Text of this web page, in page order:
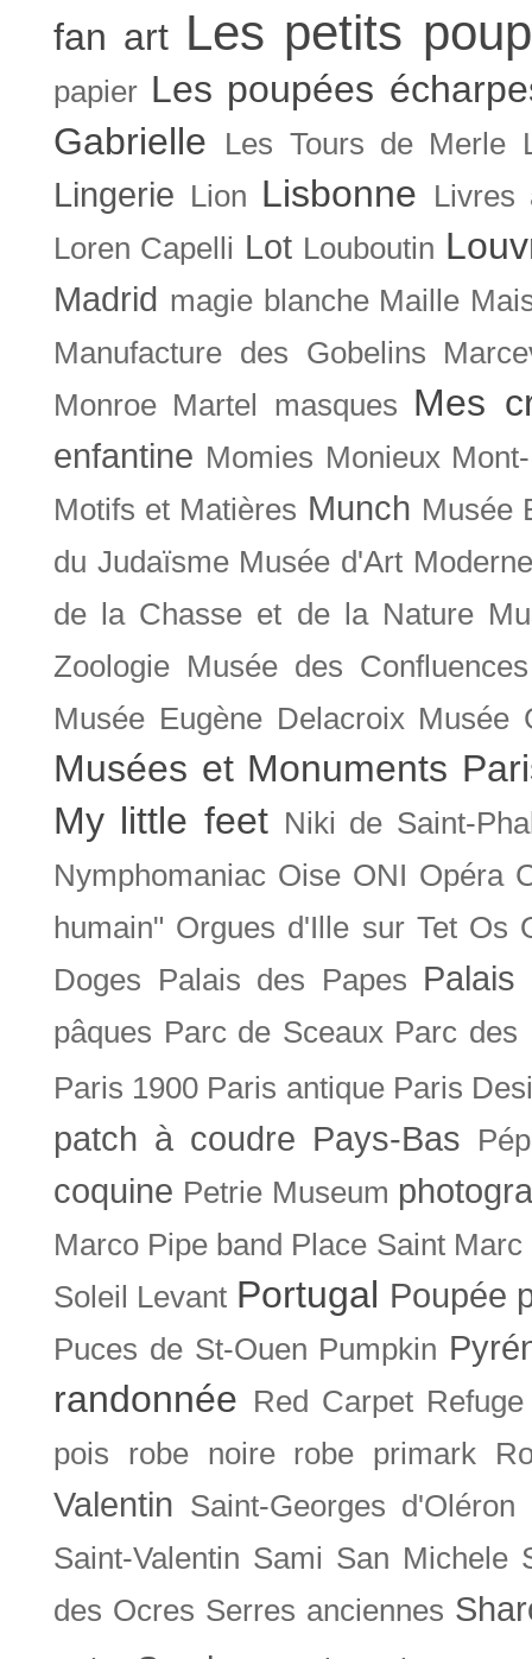
fan art Les petits
papier Les poupées
Gabrielle
Les Tours de Merle
Lingerie Lion Lisbonne
Livres
Loren Capelli Lot Louboutin
Madrid magie blanche Maille
Manufacture des Gobelins
Monroe Martel masques Mes
enfantine Momies Monieux
Motifs et Matières Munch Musée
du Judaïsme Musée d'Art
de la Chasse et de la Nature
Zoologie Musée des Confluences
Musée Eugène Delacroix Musée
Musées et Monuments
My little feet Niki de Saint-
Nymphomaniac Oise ONI Opéra
humain" Orgues d'Ille sur Tet Os
Doges
Palais des Papes Palais
pâques Parc de Sceaux Parc des
Paris 1900 Paris antique Paris
patch à coudre Pays-Bas
coquine Petrie Museum
Marco Pipe band Place Saint Marc
Soleil Levant Portugal Poupée
Puces de St-Ouen Pumpkin
randonnée Red Carpet Refuge
pois
robe noire robe primark
Valentin Saint-Georges d'Oléron
Saint-Valentin Sami San Michele
des Ocres Serres anciennes